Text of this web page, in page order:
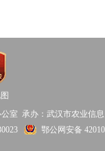
室 承办：武汉市农业信息
鄂公网安备 42010